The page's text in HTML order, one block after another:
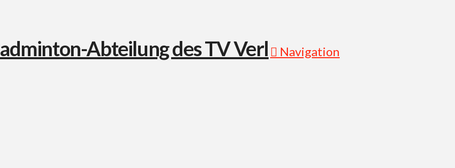
Navigation